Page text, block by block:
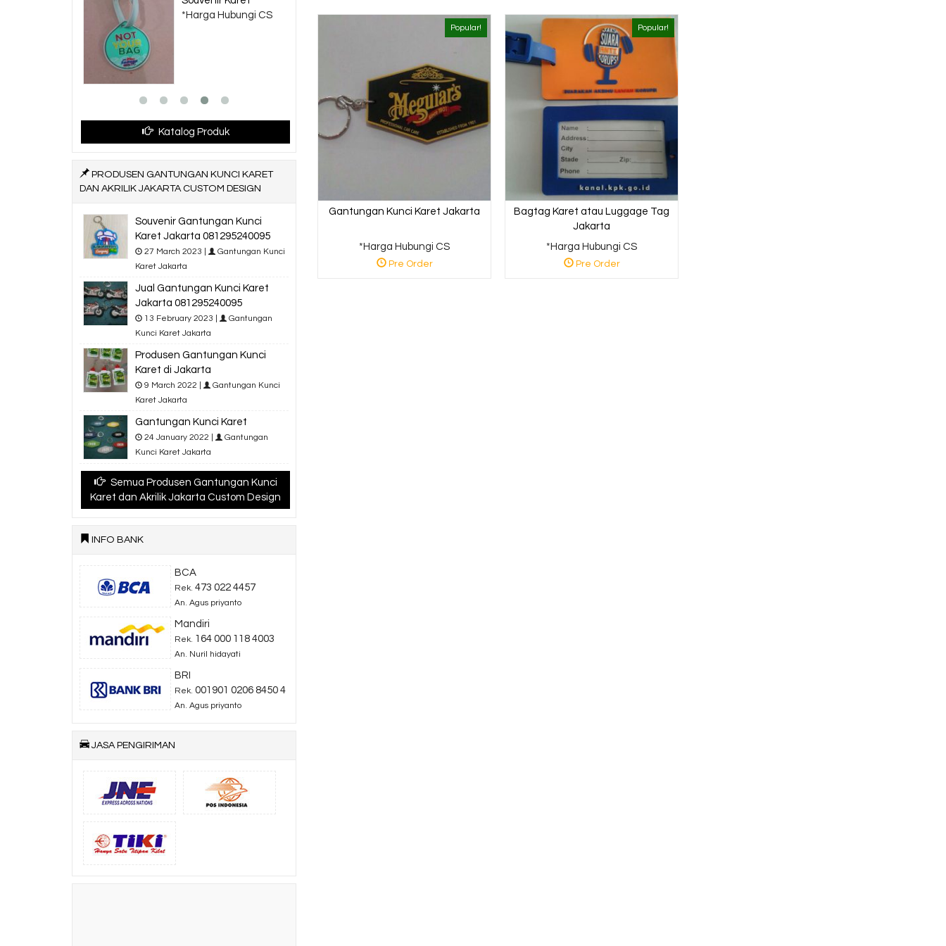
Popular!
Gantungan Kunci Karet Jakarta
*Harga Hubungi CS
Pre Order
Popular!
Bagtag Karet atau Luggage Tag
Jakarta
*Harga Hubungi CS
Pre Order
*Harga Hubungi CS
Gantungan Kunci
Katalog Produk
PRODUSEN GANTUNGAN KUNCI KARET
DAN AKRILIK JAKARTA CUSTOM DESIGN
Souvenir Gantungan Kunci
Karet Jakarta 081295240095
27 March 2023 |
Gantungan Kunci
Karet Jakarta
Jual Gantungan Kunci Karet
Jakarta 081295240095
13 February 2023 |
Gantungan
Kunci Karet Jakarta
Produsen Gantungan Kunci
Karet di Jakarta
9 March 2022 |
Gantungan Kunci
Karet Jakarta
Gantungan Kunci Karet
24 January 2022 |
Gantungan
Kunci Karet Jakarta
Semua Produsen Gantungan Kunci
Karet dan Akrilik Jakarta Custom Design
INFO BANK
BCA
Rek. 473 022 4457
An. Agus priyanto
Mandiri
Rek. 164 000 118 4003
An. Nuril hidayati
BRI
Rek. 001901 0206 8450 4
An. Agus priyanto
JASA PENGIRIMAN